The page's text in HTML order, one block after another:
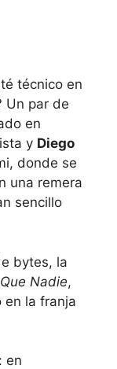
técnico en
Un par de
en
y Diego
donde se
una remera
sencillo
bytes, la
Nadie,
en la franja
en